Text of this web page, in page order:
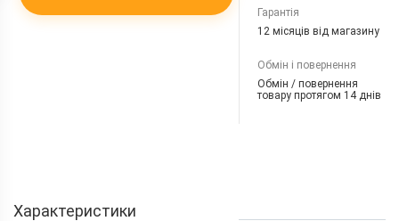
Гарантія
12 місяців від магазину
Обмін і повернення
Обмін / повернення
товару протягом 14 днів
Характеристики